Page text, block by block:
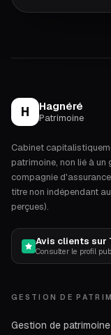
H Hagnéré
Patrimoine
Cabinet
patrimoine, non lié à un
compagnie
titre non indépendant
perçues).
Avis clients sur
Consulter le profil
GESTION DE
Gestion de patrimoine